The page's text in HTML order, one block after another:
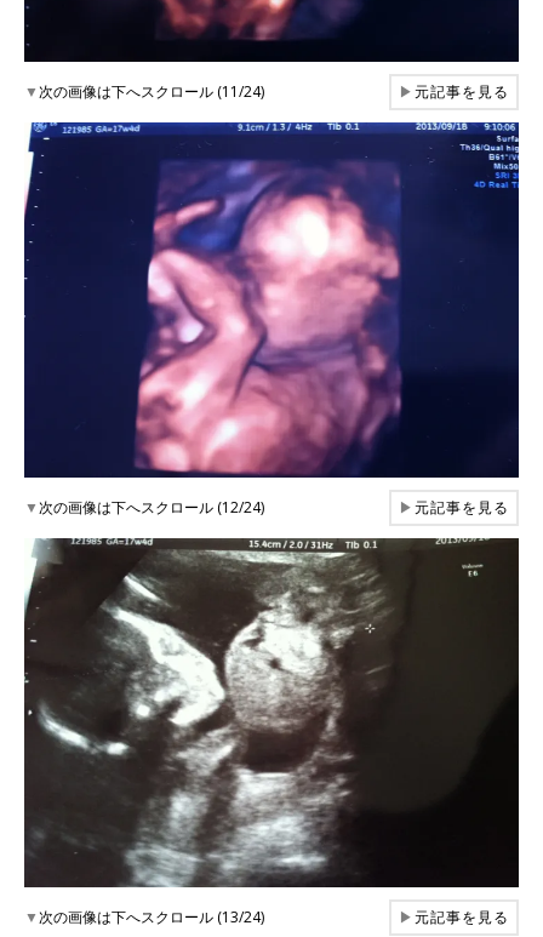
▼次の画像は下へスクロール (11/24) ▶元記事を見る
▼次の画像は下へスクロール (12/24) ▶元記事を見る
▼次の画像は下へスクロール (13/24) ▶元記事を見る